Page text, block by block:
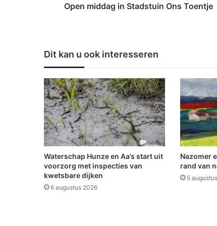
a
d
s
t
u
i
n
O
n
s
T
o
e
Open middag in Stadstuin Ons Toentje
Dit kan u ook interesseren
Waterschap Hunze en Aa’s start uit
voorzorg met inspecties van
kwetsbare dijken
6 augustus 2026
Nazomer
rand van
5